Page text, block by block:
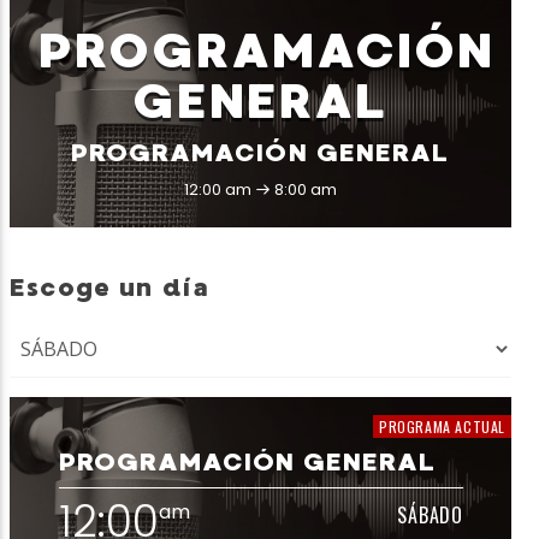
PROGRAMACIÓN
GENERAL
PROGRAMACIÓN GENERAL
12:00 am 8:00 am
Escoge un día
PROGRAMACIÓN GENERAL
12:00am SÁBADO
PROGRAMA ACTUAL